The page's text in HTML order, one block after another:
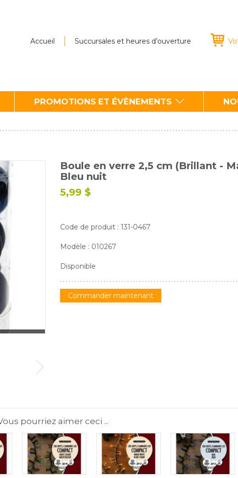
Accueil Succursales et heures d’ouverture
PROMOTIONS ET ÉVÈNEMENTS
Boule en verre 2,5 cm (Brillant -
Bleu nuit
5,99 $
Code de produit : 131-0467
Modèle : 010267
Disponible
Commander maintenant
pourriez aimer ceci ...